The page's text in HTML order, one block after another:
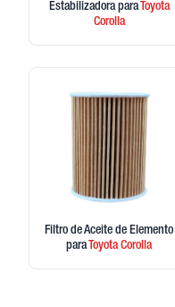
Estabilizadora para Toyota
Corolla
Filtro de Aceite de Elemento
para ToyotaCorolla